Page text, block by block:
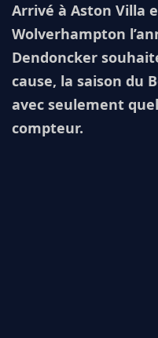
Arrivé à Aston Villa
Wolverhampton
Dendoncker
cause, la saison du
avec seulement
compteur.